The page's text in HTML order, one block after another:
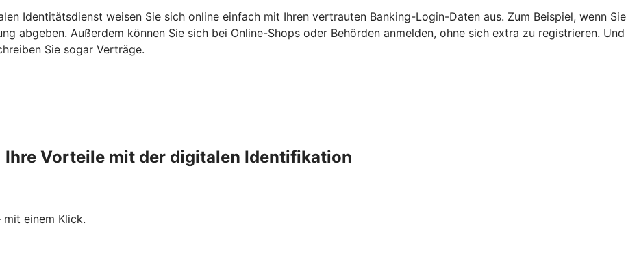
Identitätsdienst weisen Sie sich online einfach mit Ihren vertrauten Banking-Login-Daten aus. Zum Beispiel, wenn Sie
abgeben. Außerdem können Sie sich bei Online-Shops oder Behörden anmelden, ohne sich extra zu registrieren. Und
Sie sogar Verträge.
Ihre Vorteile mit der digitalen Identifikation
einem Klick.